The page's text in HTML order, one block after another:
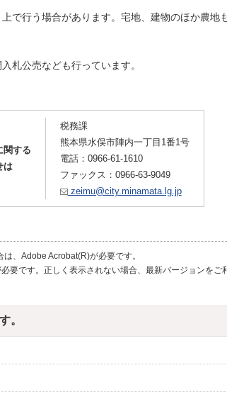
で行う場合があります。宅地、建物のほか農地
札公売なども行っています。
関する
は
税務課
熊本県水俣市陣内一丁目1番1号
電話：0966-61-1610
ファックス：0966-63-9049
zeimu@city.minamata.lg.jp
、Adobe Acrobat(R)が必要です。
要です。正しく表示されない場合、最新バージョンをご
。